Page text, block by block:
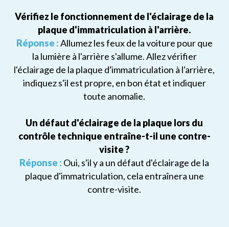
Vérifiez le fonctionnement de l'éclairage de la
plaque d'immatriculation à l'arrière.
Réponse :Allumez les feux de la voiture pour que
la lumière à l'arrière s'allume. Allez vérifier
l'éclairage de la plaque d'immatriculation à l'arrière,
indiquez s'il est propre, en bon état et indiquer
toute anomalie.
Un défaut d'éclairage de la plaque lors du
contrôle technique entraîne-t-il une contre-
visite ?
Réponse : Oui, s'il y a un défaut d'éclairage de la
plaque d'immatriculation, cela entraînera une
contre-visite.